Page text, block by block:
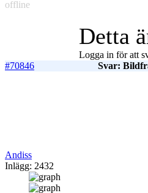
offline
Detta
Logga in för att
#70846
Svar:
Andiss
Inlägg: 2432